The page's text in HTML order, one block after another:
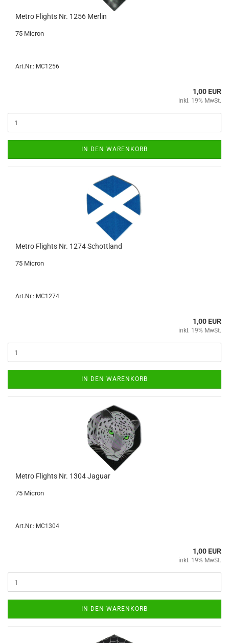
Metro Flights Nr. 1256 Mer­lin
75 Mi­cron
Art.Nr.: MC1256
1,00 EUR
inkl. 19% MwSt.
IN DEN WARENKORB
Metro Flights Nr. 1274 Schott­land
75 Mi­cron
Art.Nr.: MC1274
1,00 EUR
inkl. 19% MwSt.
IN DEN WARENKORB
Metro Flights Nr. 1304 Ja­gu­ar
75 Mi­cron
Art.Nr.: MC1304
1,00 EUR
inkl. 19% MwSt.
IN DEN WARENKORB